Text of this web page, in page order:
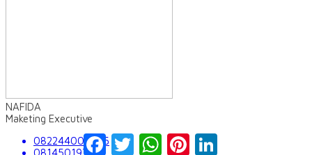
NAFIDA
Maketing Executive
082244009555
081450197163
FacebookTwitterWhatsAppPinterest